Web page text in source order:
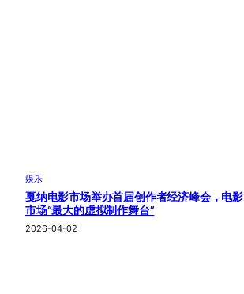
娱乐
戛纳电影市场举办首届创作者经济峰会，电影
市场“最大的虚拟制作舞台”
2026-04-02